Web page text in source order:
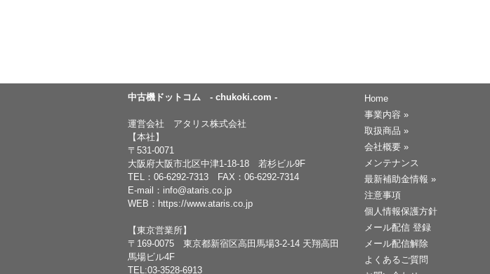
中古機ドットコム - chukoki.com -
運営会社 アタリス株式会社
【本社】
〒531-0071
大阪府大阪市北区中津1-18-18 若杉ビル9F
TEL： 06-6292-7313 FAX：06-6292-7314
E-mail： info@ataris.co.jp
WEB： https://www.ataris.co.jp
【東京営業所】
〒169-0075 東京都新宿区高田馬場3-2-14 天翔高田
馬場ビル4F
TEL:03-3528-6913
Home
事業内容 »
取扱商品 »
会社概要 »
メンテナンス
最新補助金情報 »
注意事項
個人情報保護方針
メール配信 登録
メール配信解除
よくあるご質問